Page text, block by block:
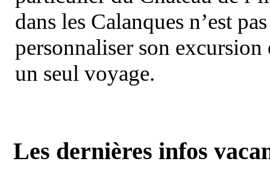
dans les Calanques n’est
personnaliser son
un seul voyage.
Les dernières infos